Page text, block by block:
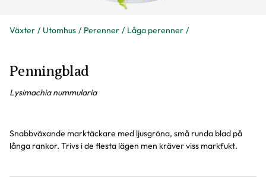
Växter Utomhus Perenner Låga perenner
Penningblad
Lysimachia nummularia
Snabbväxande marktäckare med ljusgröna, små runda blad på
långa rankor. Trivs i de flesta lägen men kräver viss markfukt.